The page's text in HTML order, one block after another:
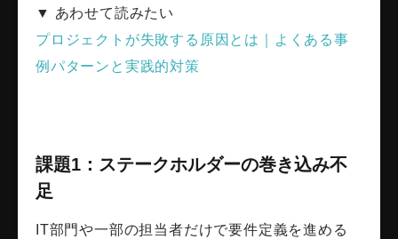
▼ あわせて読みたい
プロジェクトが失敗する原因とは｜よくある事
例パターンと実践的対策
課題1：ステークホルダーの巻き込み不
足
IT部門や一部の担当者だけで要件定義を進める